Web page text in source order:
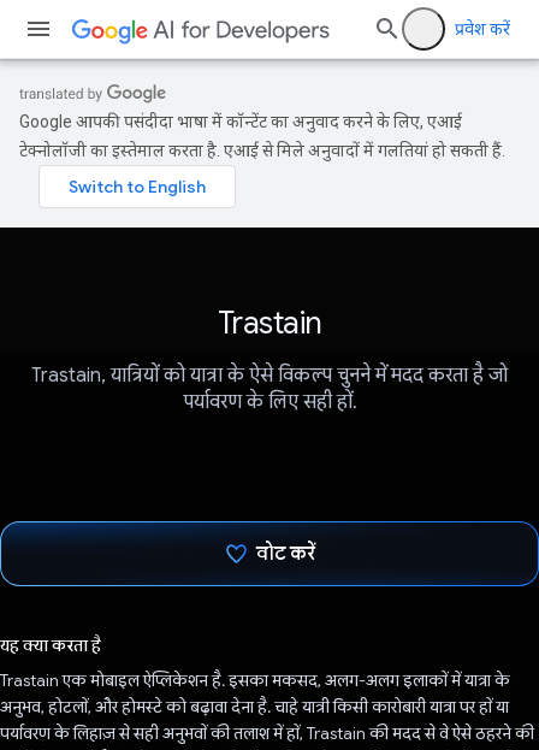
प्रवेश करें
Google आपकी पसंदीदा भाषा में कॉन्टेंट का अनुवाद करने के लिए, एआई
टेक्नोलॉजी का इस्तेमाल करता है. एआई से मिले अनुवादों में गलतियां हो सकती हैं.
Trastain
Trastain, यात्रियों को यात्रा के ऐसे विकल्प चुनने में मदद करता है जो
पर्यावरण के लिए सही हों.
वोट करें
यह क्या करता है
Trastain एक मोबाइल ऐप्लिकेशन है. इसका मकसद, अलग-अलग इलाकों में यात्रा के
अनुभव, होटलों, और होमस्टे को बढ़ावा देना है. चाहे यात्री किसी कारोबारी यात्रा पर हों या
पर्यावरण के लिहाज़ से सही अनुभवों की तलाश में हों, Trastain की मदद से वे ऐसे ठहरने की